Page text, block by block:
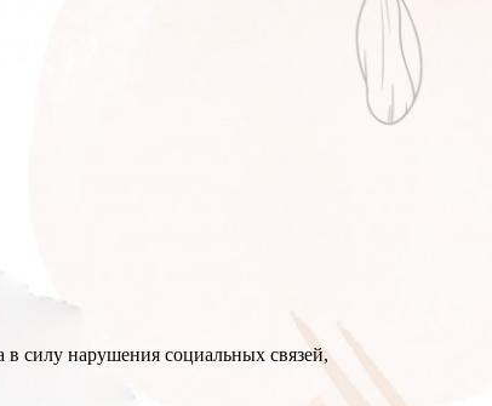
силу нарушения социальных связей,